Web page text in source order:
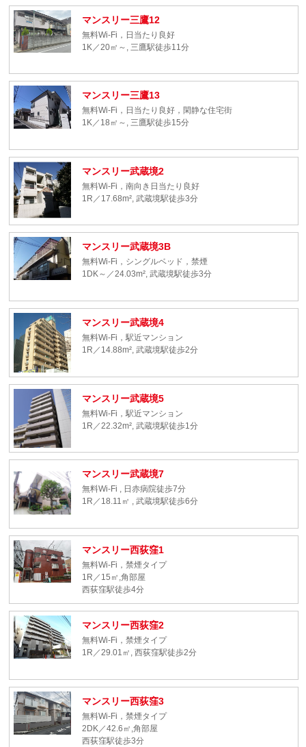
マンスリー三鷹12
無料Wi-Fi，日当たり良好
1K／20㎡～, 三鷹駅徒歩11分
マンスリー三鷹13
無料Wi-Fi，日当たり良好，閑静な住宅街
1K／18㎡～, 三鷹駅徒歩15分
マンスリー武蔵境2
無料Wi-Fi，南向き日当たり良好
1R／17.68m², 武蔵境駅徒歩3分
マンスリー武蔵境3B
無料Wi-Fi，シングルベッド，禁煙
1DK～／24.03m², 武蔵境駅徒歩3分
マンスリー武蔵境4
無料Wi-Fi，駅近マンション
1R／14.88m², 武蔵境駅徒歩2分
マンスリー武蔵境5
無料Wi-Fi，駅近マンション
1R／22.32m², 武蔵境駅徒歩1分
マンスリー武蔵境7
無料Wi-Fi , 日赤病院徒歩7分
1R／18.11㎡ , 武蔵境駅徒歩6分
マンスリー西荻窪1
無料Wi-Fi，禁煙タイプ
1R／15㎡,角部屋
西荻窪駅徒歩4分
マンスリー西荻窪2
無料Wi-Fi，禁煙タイプ
1R／29.01㎡, 西荻窪駅徒歩2分
マンスリー西荻窪3
無料Wi-Fi，禁煙タイプ
2DK／42.6㎡,角部屋
西荻窪駅徒歩3分